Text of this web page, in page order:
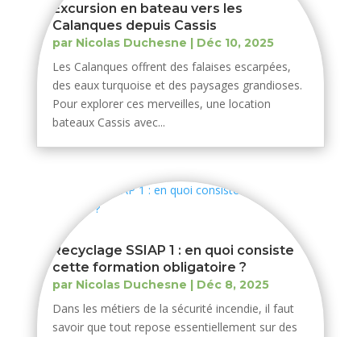
Excursion en bateau vers les
Calanques depuis Cassis
par Nicolas Duchesne | Déc 10, 2025
Les Calanques offrent des falaises escarpées,
des eaux turquoise et des paysages grandioses.
Pour explorer ces merveilles, une location
bateaux Cassis avec...
Recyclage SSIAP 1 : en quoi consiste
cette formation obligatoire ?
par Nicolas Duchesne | Déc 8, 2025
Dans les métiers de la sécurité incendie, il faut
savoir que tout repose essentiellement sur des